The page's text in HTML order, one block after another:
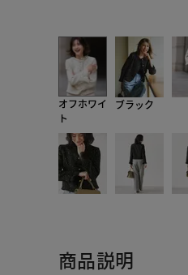
オフホワイ
ト
ブラック
商品説明